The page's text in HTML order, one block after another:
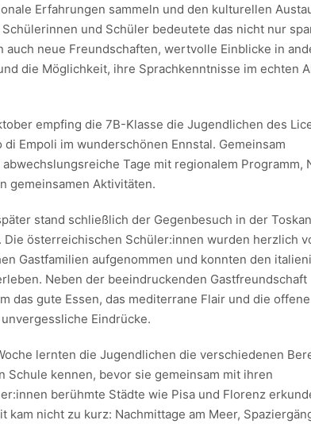
Erfahrungen sammeln und den kulturellen
und Schüler bedeutete das nicht nur
auch neue Freundschaften, wertvolle Einblicke in
die Möglichkeit, ihre Sprachkenntnisse im echten
empfing die 7B-Klasse die Jugendlichen des
Empoli im wunderschönen Ennstal. Gemeinsam
Tage mit regionalem Programm,
gemeinsamen Aktivitäten.
stand schließlich der Gegenbesuch in der
Die österreichischen Schüler:innen wurden herzlich
Gastfamilien aufgenommen und konnten den
Neben der beeindruckenden Gastfreundschaft
das gute Essen, das mediterrane Flair und die offene
Eindrücke.
lernten die Jugendlichen die verschiedenen
Schule kennen, bevor sie gemeinsam mit ihren
berühmte Städte wie Pisa und Florenz
kam nicht zu kurz: Nachmittage am Meer,